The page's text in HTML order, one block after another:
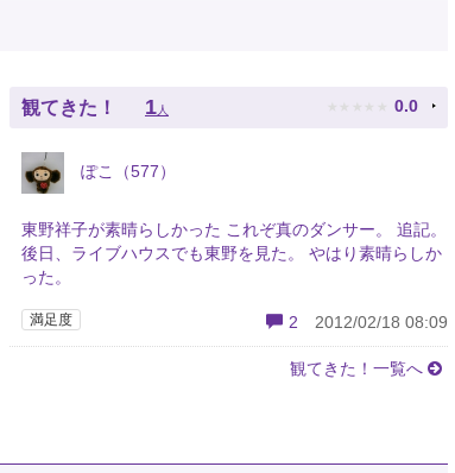
観てきた！ 1 人 ★ ★ ★ ★ ★ 0.0
ぽこ（577）
東野祥子が素晴らしかった これぞ真のダンサー。 追記。
後日、ライブハウスでも東野を見た。 やはり素晴らしか
った。
満足度 2 2012/02/18 08:09
観てきた！一覧へ